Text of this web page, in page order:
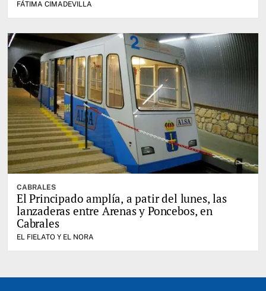
FÁTIMA CIMADEVILLA
CABRALES
El Principado amplía, a patir del lunes, las
lanzaderas entre Arenas y Poncebos, en
Cabrales
EL FIELATO Y EL NORA